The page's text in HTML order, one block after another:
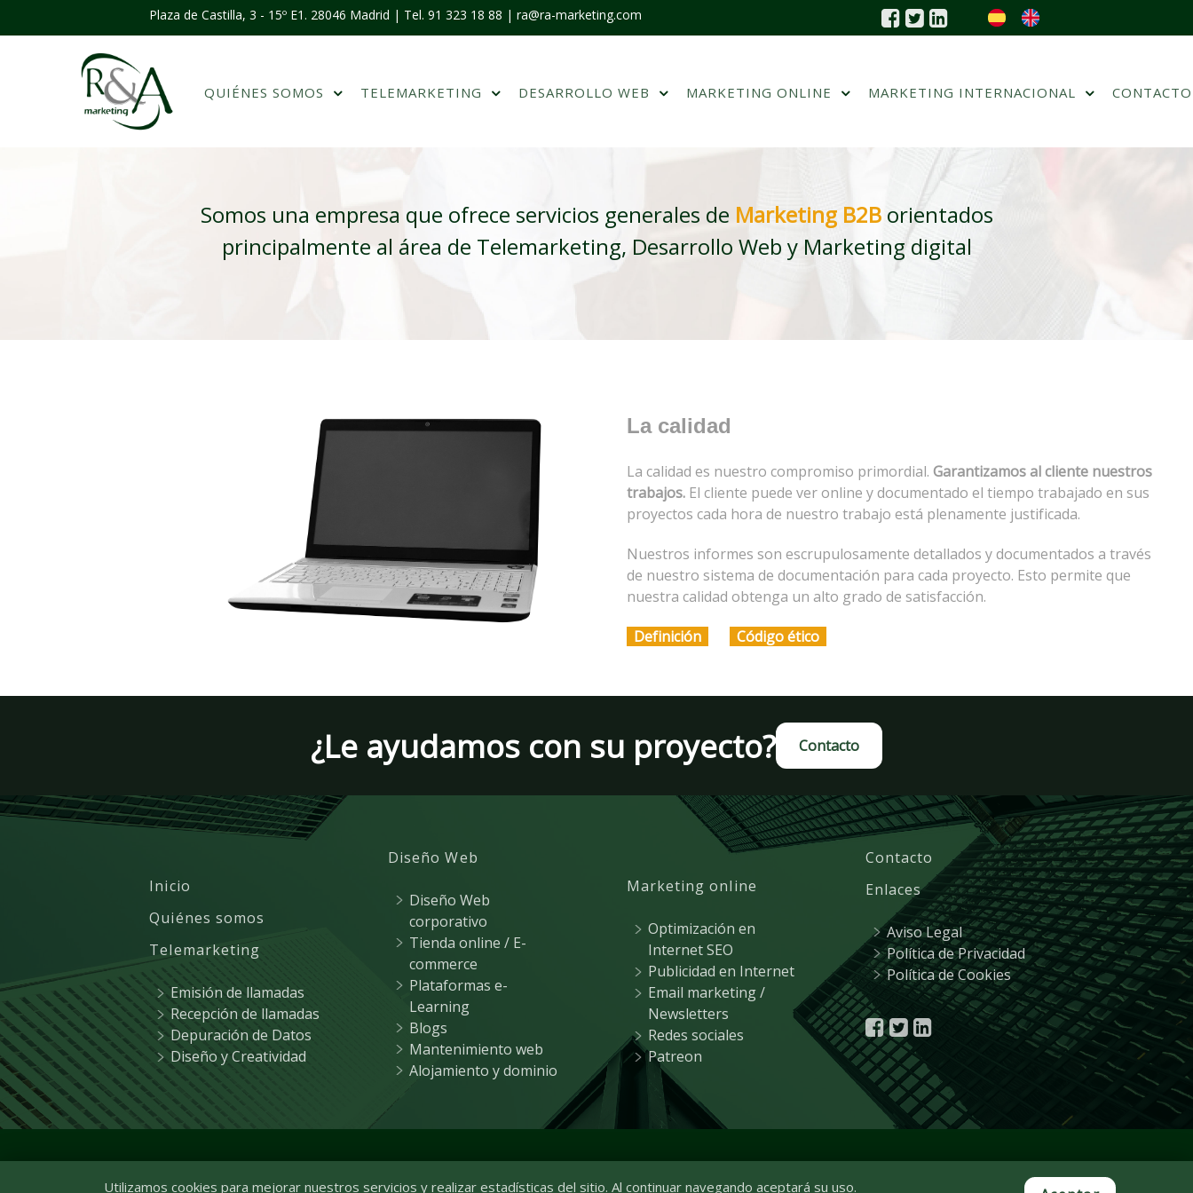
Plaza de Castilla, 3 - 15º E1. 28046 Madrid | Tel. 91 323 18 88 |ra@ra-marketing.com
QUIÉNES SOMOS TELEMARKETING DESARROLLO WEB MARKETING ONLINE MARKETING INTERNACIONAL CONTACTO
Somos una empresa que ofrece servicios generales de Marketing B2Borientados
principalmente al área de Telemarketing, Desarrollo Web y Marketing digital
La calidad
La calidad es nuestro compromiso primordial. Garantizamos al cliente nuestros
trabajos. El cliente puede ver online y documentado el tiempo trabajado en sus
proyectos cada hora de nuestro trabajo está plenamente justificada.
Nuestros informes son escrupulosamente detallados y documentados a través
de nuestro sistema de documentación para cada proyecto. Esto permite que
nuestra calidad obtenga un alto grado de satisfacción.
Definición Código ético
¿Le ayudamos con su proyecto? Contacto
Inicio
Quiénes somos
Telemarketing
Emisión de llamadas
Recepción de llamadas
Depuración de Datos
Diseño y Creatividad
Diseño Web
Diseño Web
corporativo
Tienda online / E-
commerce
Plataformas e-
Learning
Blogs
Mantenimiento web
Alojamiento y dominio
Marketing online
Optimización en
Internet SEO
Publicidad en Internet
Email marketing /
Newsletters
Redes sociales
Patreon
Contacto
Enlaces
Aviso Legal
Política de Privacidad
Política de Cookies
Utilizamos cookies para mejorar nuestros servicios y realizar estadísticas del sitio. Al continuar navegando aceptará su uso.